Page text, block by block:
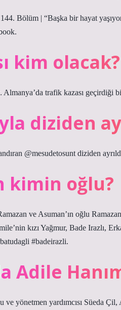
144. Bölüm | “Başka bir hayat
kim olacak?
Almanya’da trafik kazası
diziden
@mesudetosunt diziden
kimin oğlu?
ve Asuman’ın oğlu
kızı Yağmur, Bade Irazlı,
#badeirazli.
Adile
yönetmen yardımcısı Süeda